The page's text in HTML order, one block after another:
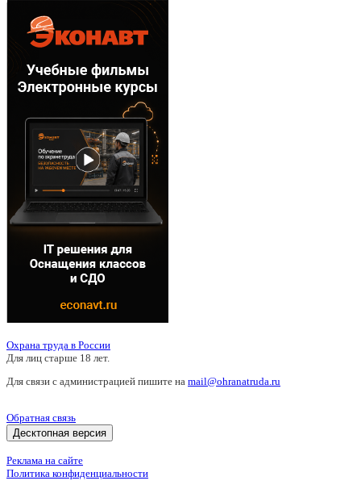
Охрана труда в России
Для лиц старше 18 лет.
Для связи с администрацией пишите на mail@ohranatruda.ru
Обратная связь
Десктопная версия
Реклама на сайте
Политика конфиденциальности